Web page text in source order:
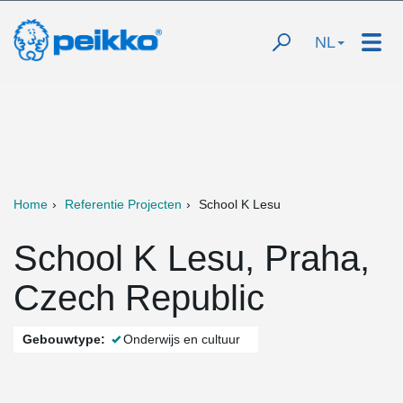
NL
Home Referentie Projecten School K Lesu
School K Lesu, Praha,
Czech Republic
Gebouwtype: Onderwijs en cultuur